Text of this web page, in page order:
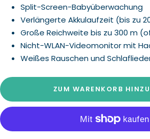
Split-Screen-Babyüberwachung
Verlängerte Akkulaufzeit (bis zu
Große Reichweite bis zu 300 m
Nicht-WLAN-Videomonitor mit
Weißes Rauschen und
ZUM WARENKORB